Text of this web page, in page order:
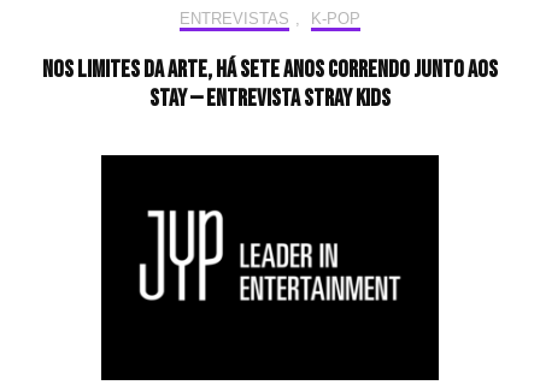
ENTREVISTAS K-POP
Nos limites da arte, há sete anos correndo junto aos
STAY — Entrevista Stray Kids